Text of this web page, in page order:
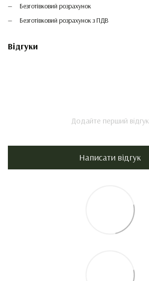
Безготівковий розрахунок
Безготівковий розрахунок з ПДВ
Відгуки
Додайте перший відгук
Написати відгук